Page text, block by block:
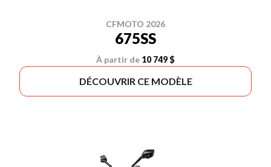
CFMOTO 2026
675SS
À partir de 10 749 $
DÉCOUVRIR CE MODÈLE